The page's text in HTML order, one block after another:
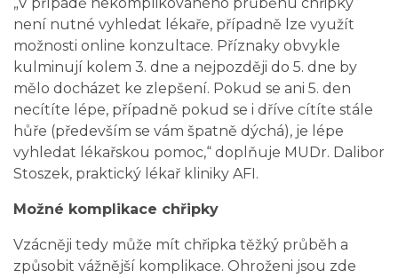
„V případě nekomplikovaného průběhu chřipky
není nutné vyhledat lékaře, případně lze využít
možnosti online konzultace. Příznaky obvykle
kulminují kolem 3. dne a nejpozději do 5. dne by
mělo docházet ke zlepšení. Pokud se ani 5. den
necítíte lépe, případně pokud se i dříve cítíte stále
hůře (především se vám špatně dýchá), je lépe
vyhledat lékařskou pomoc,“ doplňuje MUDr. Dalibor
Stoszek, praktický lékař kliniky AFI.
Možné komplikace chřipky
Vzácněji tedy může mít chřipka těžký průběh a
způsobit vážnější komplikace. Ohroženi jsou zde